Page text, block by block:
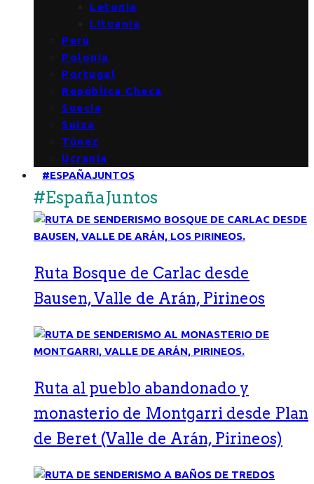
Letonia
Lituania
Perú
Polonia
Portugal
República Checa
Suecia
Suiza
Túnez
Ucrania
#ESPAÑAJUNTOS
#EspañaJuntos
Ruta Bosque de Carlac desde
Bausen, Valle de Arán, Pirineos
Ruta al pueblo abandonado y
monasterio de Montgarri desde Plan
de Beret (Valle de Arán, Pirineos)